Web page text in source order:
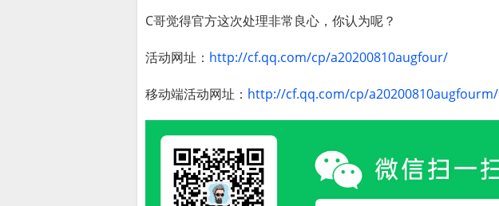
C哥觉得官方这次处理非常良心，你认为呢？
活动网址： http://cf.qq.com/cp/a20200810augfour/
移动端活动网址： http://cf.qq.com/cp/a20200810augfourm/